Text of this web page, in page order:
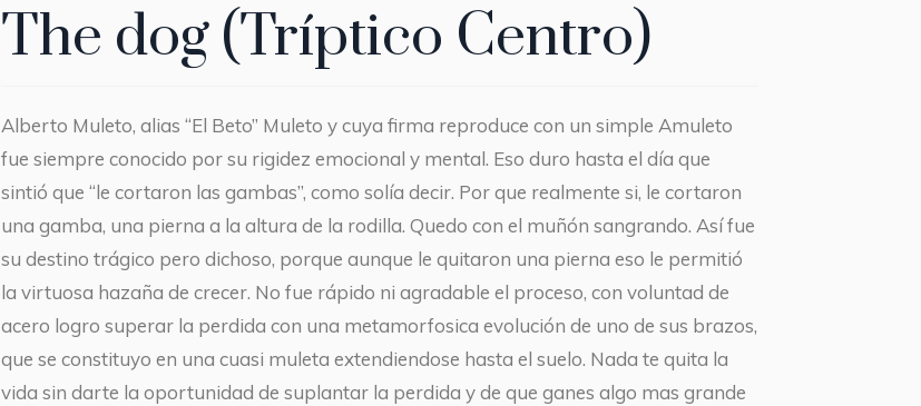
The dog (Tríptico Centro)
Alberto Muleto, alias “El Beto” Muleto y cuya firma reproduce con un simple Amuleto
fue siempre conocido por su rigidez emocional y mental. Eso duro hasta el día que
sintió que “le cortaron las gambas”, como solía decir. Por que realmente si, le cortaron
una gamba, una pierna a la altura de la rodilla. Quedo con el muñón sangrando. Así fue
su destino trágico pero dichoso, porque aunque le quitaron una pierna eso le permitió
la virtuosa hazaña de crecer. No fue rápido ni agradable el proceso, con voluntad de
acero logro superar la perdida con una metamorfosica evolución de uno de sus brazos,
que se constituyo en una cuasi muleta extendiendose hasta el suelo. Nada te quita la
vida sin darte la oportunidad de suplantar la perdida y de que ganes algo mas grande